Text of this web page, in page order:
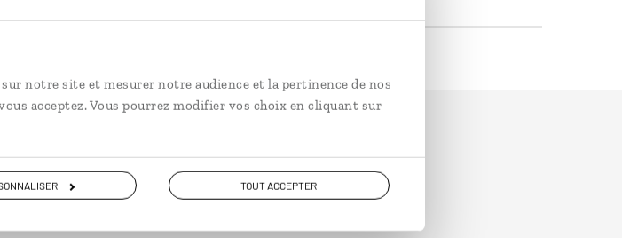
notre site et mesurer notre audience et la pertinence de nos
acceptez. Vous pourrez modifier vos choix en cliquant sur
TOUT ACCEPTER